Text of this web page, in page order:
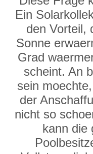
Ein
den Vorteil,
Sonne
Grad
scheint. An
sein
der
nicht so
kann die